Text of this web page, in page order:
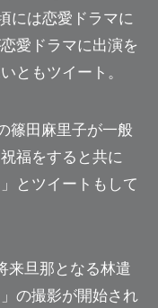
には恋愛ドラマに
愛ドラマに出演を
ともツイート。
篠田麻里子が一般
福をすると共に
とツイートもして
来旦那となる林遣
の撮影が開始され